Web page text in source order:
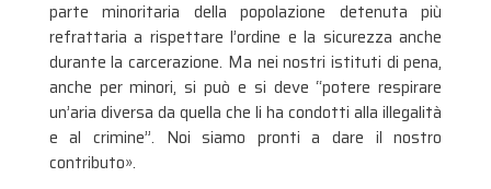
parte minoritaria della popolazione detenuta più
refrattaria a rispettare l’ordine e la sicurezza anche
durante la carcerazione. Ma nei nostri istituti di pena,
anche per minori, si può e si deve “potere respirare
un’aria diversa da quella che li ha condotti alla illegalità
e al crimine”. Noi siamo pronti a dare il nostro
contributo».